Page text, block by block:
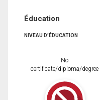
Éducation
NIVEAU D'ÉDUCATION
No
certificate/diploma/degree